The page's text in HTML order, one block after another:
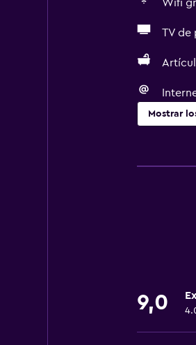
Wifi
TV de
Mostrar
Wifi gratis
Artículos
9,0